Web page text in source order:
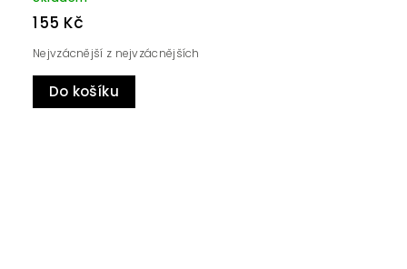
155 Kč
Do košíku
Nejvzácnější z nejvzácnějších